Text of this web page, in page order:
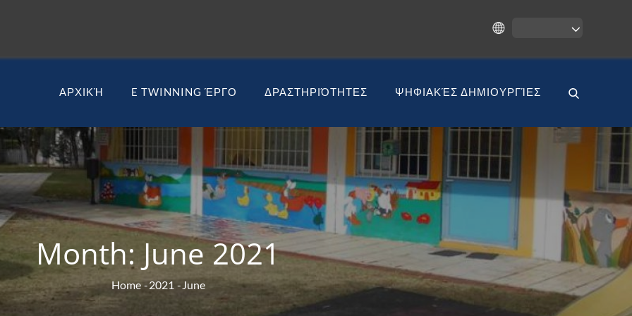
ΑΡΧΙΚΉ E TWINNING ΈΡΓΟ ΔΡΑΣΤΗΡΙΌΤΗΤΕΣ ΨΗΦΙΑΚΈΣ ΔΗΜΙΟΥΡΓΊΕΣ
Month: June 2021
Home 2021 June